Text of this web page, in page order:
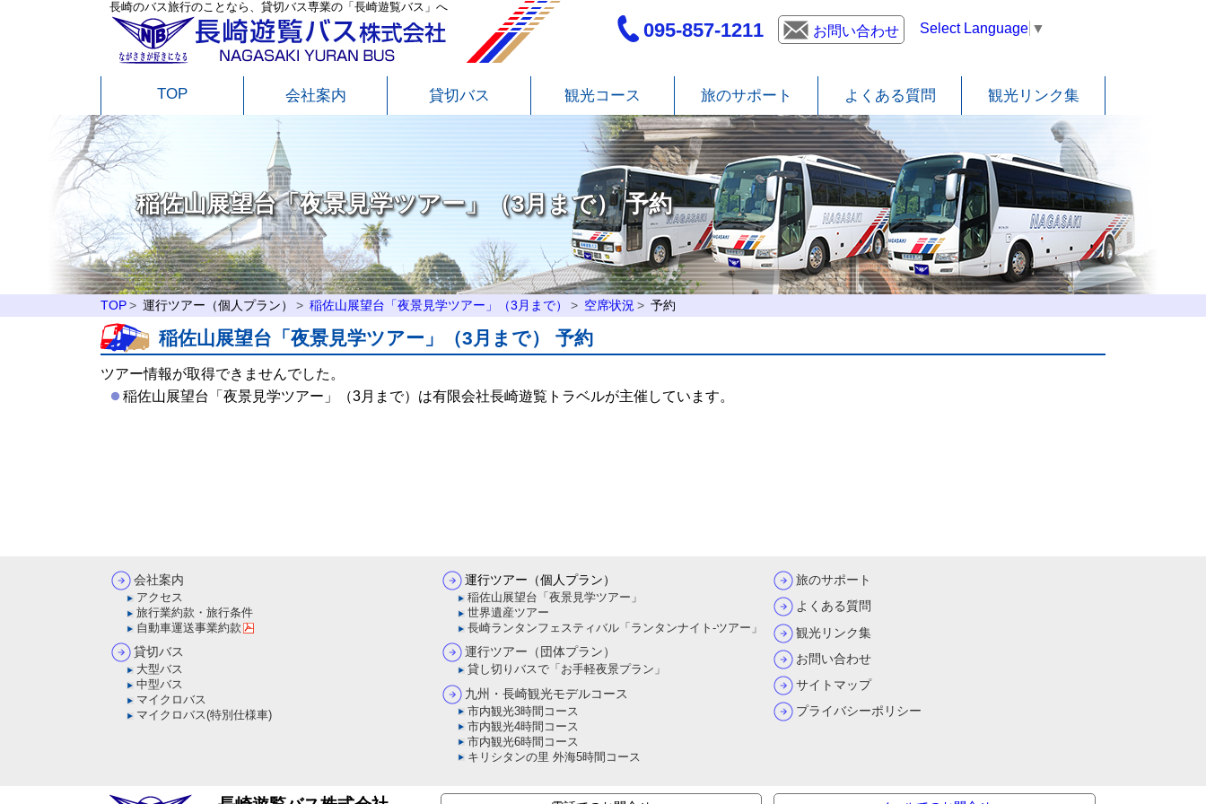
長崎のバス旅行のことなら、貸切バス専業の「長崎遊覧バス」へ
095-857-1211 お問い合わせ Select Language ▼
TOP 会社案内 貸切バス 観光コース 旅のサポート よくある質問 観光リンク集
稲佐山展望台「夜景見学ツアー」（3月まで） 予約
TOP 運行ツアー（個人プラン） 稲佐山展望台「夜景見学ツアー」（3月まで） 空席状況 予約
稲佐山展望台「夜景見学ツアー」（3月まで） 予約
ツアー情報が取得できませんでした。
稲佐山展望台「夜景見学ツアー」（3月まで）は有限会社長崎遊覧トラベルが主催しています。
会社案内
アクセス
旅行業約款・旅行条件
自動車運送事業約款
貸切バス
大型バス
中型バス
マイクロバス
マイクロバス(特別仕様車)
運行ツアー（個人プラン）
稲佐山展望台「夜景見学ツアー」
世界遺産ツアー
長崎ランタンフェスティバル「ランタンナイト-ツアー」
運行ツアー（団体プラン）
貸し切りバスで「お手軽夜景プラン」
九州・長崎観光モデルコース
市内観光3時間コース
市内観光4時間コース
市内観光6時間コース
キリシタンの里 外海5時間コース
旅のサポート
よくある質問
観光リンク集
お問い合わせ
サイトマップ
プライバシーポリシー